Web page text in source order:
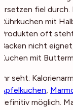
ersetzen fiel
Rührkuchen mit
Produkten oft
Backen nicht
Kuchen mit
Ihr seht:
Apfelkuchen,
definitiv möglich.